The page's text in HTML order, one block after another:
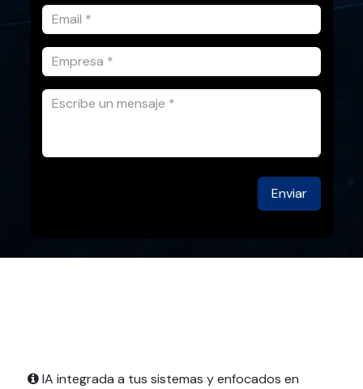
Enviar
IA integrada a tus sistemas y enfocados en